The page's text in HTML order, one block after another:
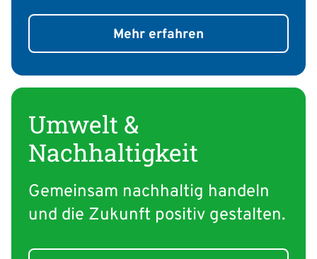
Mehr erfahren
Umwelt &
Nachhaltigkeit
Gemeinsam nachhaltig handeln
und die Zukunft positiv gestalten.